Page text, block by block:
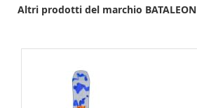
Altri prodotti del marchio BATALEON